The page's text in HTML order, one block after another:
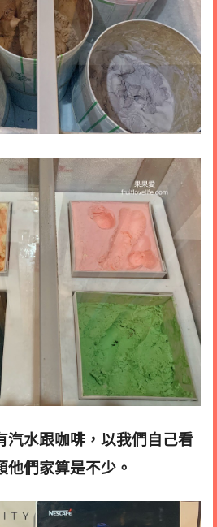
汽水跟咖啡，以我們自己看
們家算是不少。